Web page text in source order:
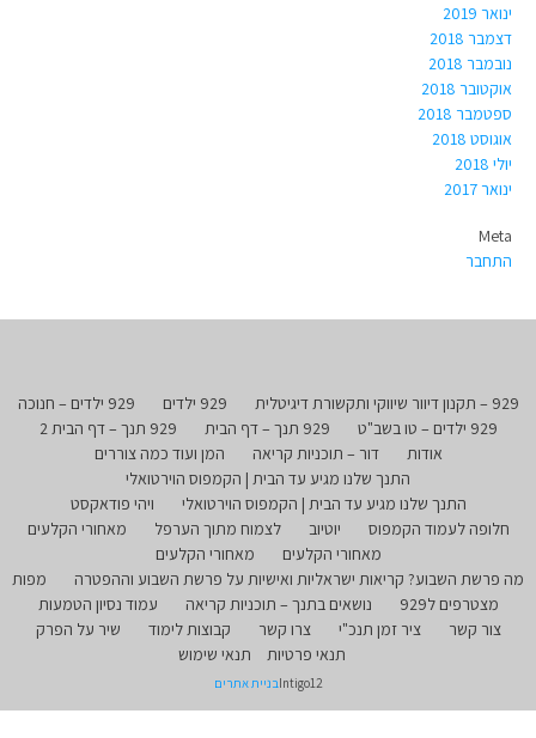
ינואר 2019
דצמבר 2018
נובמבר 2018
אוקטובר 2018
ספטמבר 2018
אוגוסט 2018
יולי 2018
ינואר 2017
Meta
התחבר
929 – תקנון דיוור שיווקי ותקשורת דיגיטלית 929 ילדים
929 ילדים – חנוכה
929 ילדים – טו בשב"ט
929 תנך – דף הבית
929 תנך – דף הבית 2
אודות
דור – תוכניות קריאה
המן ועוד כמה צוררים
התנך שלנו מגיע עד הבית | הקמפוס הוירטואלי
התנך שלנו מגיע עד הבית | הקמפוס הוירטואלי
ויהי פודאקסט
חלופה לעמוד הקמפוס
יוטיוב לצמוח מתוך הערפל
מאחורי הקלעים
מאחורי הקלעים
מאחורי הקלעים
מה פרשת השבוע? קריאות ישראליות ואישיות על פרשת השבוע וההפטרה
מפות
מצטרפים ל929
נושאים בתנך – תוכניות קריאה
עמוד נסיון הטמעות
צור קשר
ציר זמן תנכ"י צרו קשר קבוצות לימוד
שיר על הפרק
תנאי פרטיות
תנאי שימוש
Intigo12בניית אתרים